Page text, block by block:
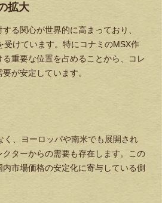
拡大
る関心が世界的に高まっており、
受けています。特にコナミのMSX作
重要な位置を占めることから、コレ
が安定しています。
く、ヨーロッパや南米でも展開され
ターからの需要も存在します。この
市場価格の安定化に寄与している側